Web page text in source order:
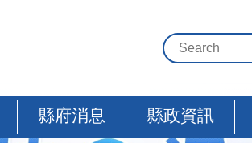
縣府消息 縣政資訊